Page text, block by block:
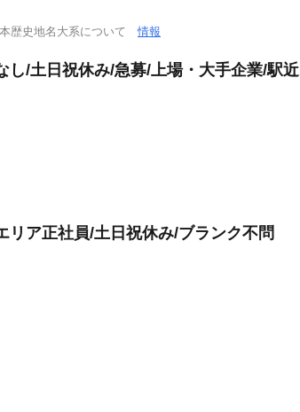
本歴史地名大系について情報
し/土日祝休み/急募/上場・大手企業/駅近
リア正社員/土日祝休み/ブランク不問